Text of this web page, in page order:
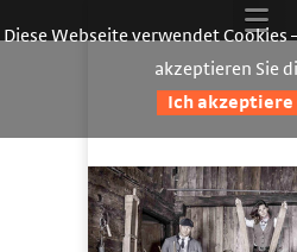
Diese Webseite verwendet
akzeptieren Sie
Ich akzeptiere